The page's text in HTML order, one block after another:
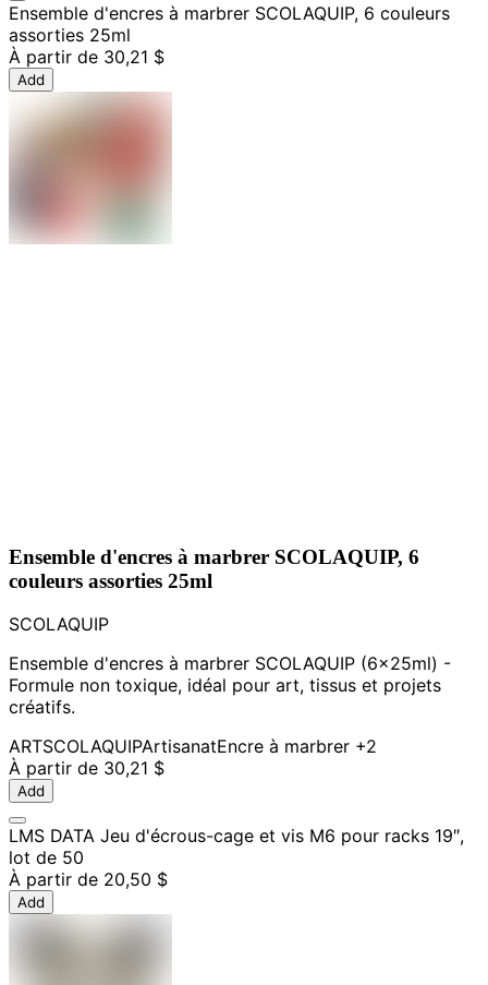
Ensemble d'encres à marbrer SCOLAQUIP, 6 couleurs
assorties 25ml
À partir de 30,21 $
Add
Ensemble d'encres à marbrer SCOLAQUIP, 6
couleurs assorties 25ml
SCOLAQUIP
Ensemble d'encres à marbrer SCOLAQUIP (6x25ml) -
Formule non toxique, idéal pour art, tissus et projets
créatifs.
ARTSCOLAQUIPArtisanatEncre à marbrer +2
À partir de 30,21 $
Add
LMS DATA Jeu d'écrous-cage et vis M6 pour racks 19″,
lot de 50
À partir de 20,50 $
Add